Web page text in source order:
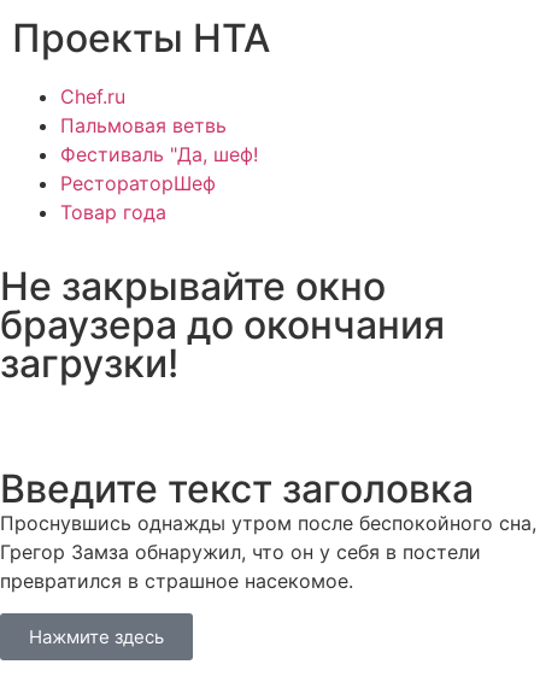
Проекты НТА
Chef.ru
Пальмовая ветвь
Фестиваль "Да, шеф!
РестораторШеф
Товар года
Не закрывайте окно
браузера до окончания
загрузки!
Введите текст заголовка
Проснувшись однажды утром после беспокойного сна,
Грегор Замза обнаружил, что он у себя в постели
превратился в страшное насекомое.
Нажмите здесь